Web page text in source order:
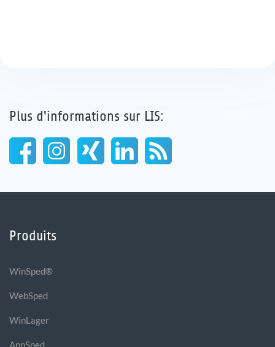
Plus d'informations sur LIS:
Produits
WinSped®
WebSped
WinLager